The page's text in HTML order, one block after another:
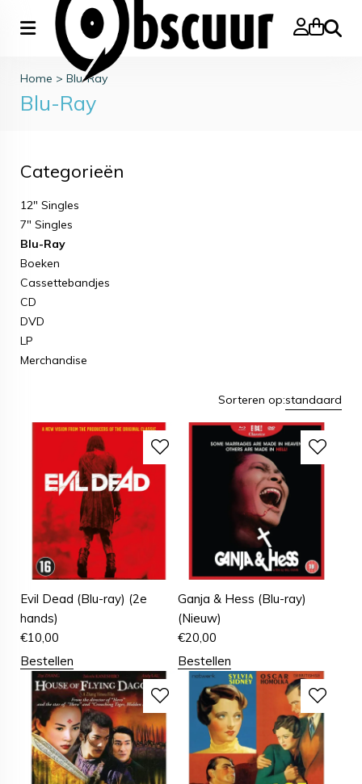
Zoeken
Home > Blu-Ray
Blu-Ray
Categorieën
12" Singles
7" Singles
Blu-Ray
Boeken
Cassettebandjes
CD
DVD
LP
Merchandise
Sorteren op:standaard
Evil Dead (Blu-ray) (2e
hands)
€10,00
Bestellen
Ganja & Hess (Blu-ray)
(Nieuw)
€20,00
Bestellen